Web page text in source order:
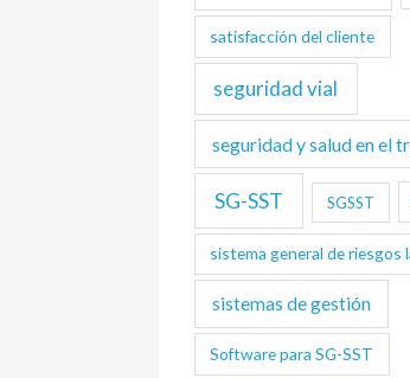
satisfacción del cliente
seguridad vial
seguridad y salud en el
SG-SST SGSST
sistema general de riesgos
sistemas de gestión
Software para SG-SST